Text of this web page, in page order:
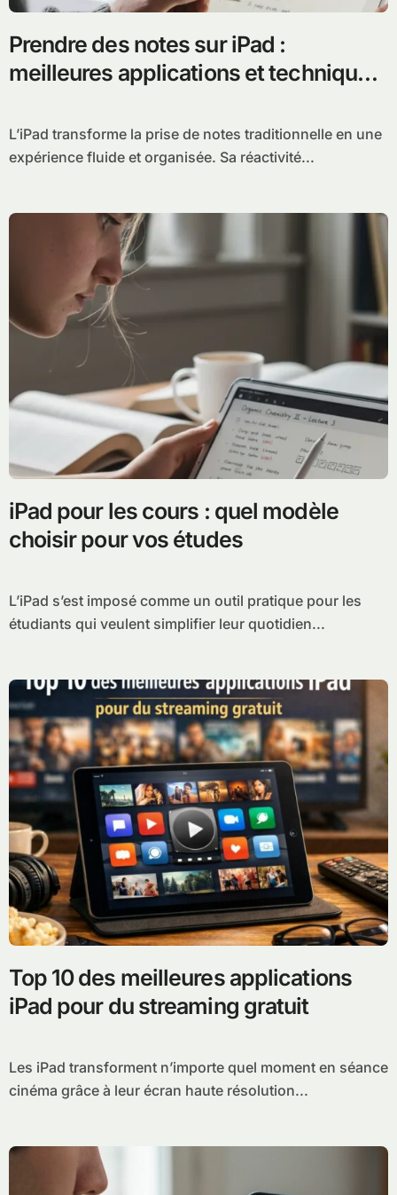
Prendre des notes sur iPad :
meilleures applications et techniques
L’iPad transforme la prise de notes traditionnelle en une
expérience fluide et organisée. Sa réactivité...
iPad pour les cours : quel modèle
choisir pour vos études
L’iPad s’est imposé comme un outil pratique pour les
étudiants qui veulent simplifier leur quotidien...
Top 10 des meilleures applications
iPad pour du streaming gratuit
Les iPad transforment n’importe quel moment en séance
cinéma grâce à leur écran haute résolution...